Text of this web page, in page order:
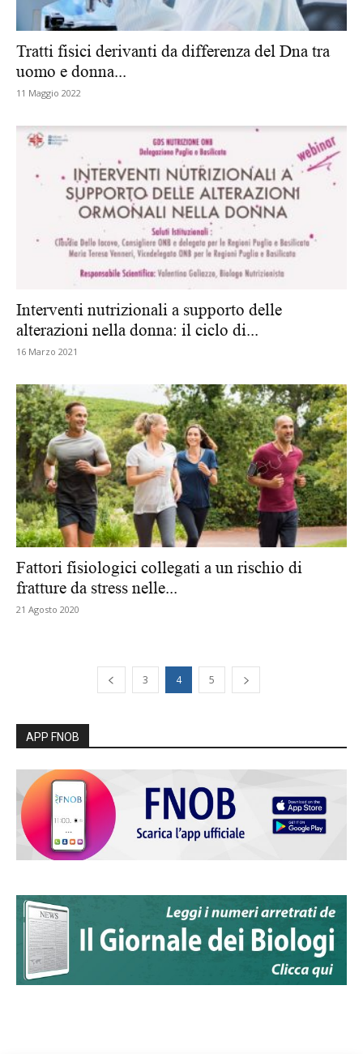
Tratti fisici derivanti da differenza del Dna tra
uomo e donna...
11 Maggio 2022
Interventi nutrizionali a supporto delle
alterazioni nella donna: il ciclo di...
16 Marzo 2021
Fattori fisiologici collegati a un rischio di
fratture da stress nelle...
21 Agosto 2020
3 4 5
APP FNOB